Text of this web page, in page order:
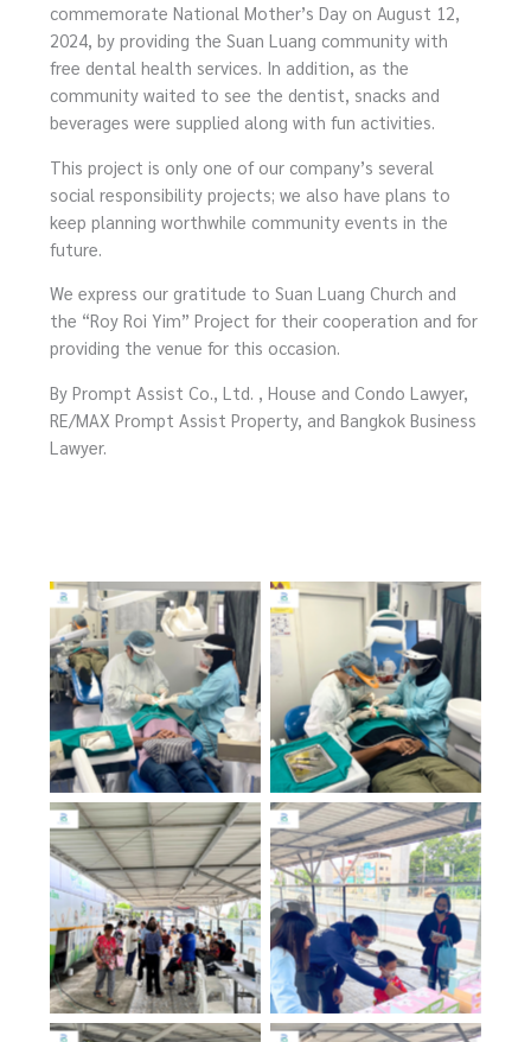
commemorate National Mother’s Day on August 12,
2024, by providing the Suan Luang community with
free dental health services. In addition, as the
community waited to see the dentist, snacks and
beverages were supplied along with fun activities.
This project is only one of our company’s several
social responsibility projects; we also have plans to
keep planning worthwhile community events in the
future.
We express our gratitude to Suan Luang Church and
the “Roy Roi Yim” Project for their cooperation and for
providing the venue for this occasion.
By Prompt Assist Co., Ltd. , House and Condo Lawyer,
RE/MAX Prompt Assist Property, and Bangkok Business
Lawyer.
No Caption No Caption
No Caption No Caption